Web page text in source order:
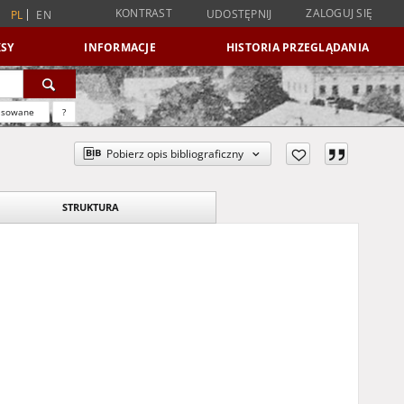
PL EN KONTRAST UDOSTĘPNIJ ZALOGUJ SIĘ
INFORMACJE HISTORIA PRZEGLĄDANIA
?
Pobierz opis bibliograficzny
STRUKTURA